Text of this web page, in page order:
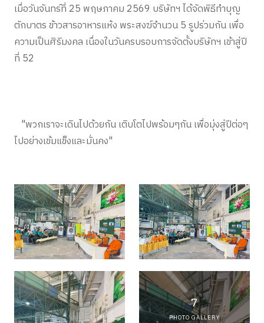
เมื่อวันจันทร์ที่ 25 พฤษภาคม 2569 บริษัทฯ ได้จัดพิธีทำบุญ
ตักบาตร ข้าวสารอาหารแห้ง พระสงฆ์จำนวน 5 รูปร่วมกัน เพื่อ
ความเป็นศิริมงคล เนื่องในวันครบรอบการจัดตั้งบริษัทฯ เข้าสู่ปี
ที่ 52
"พวกเราจะเดินไปด้วยกัน เติบโตไปพร้อมๆกัน เพื่อมุ่งสู่ปีต่อๆ
ไปอย่างเข้มแข็งและมั่นคง"
7
PHOTO GALLERY